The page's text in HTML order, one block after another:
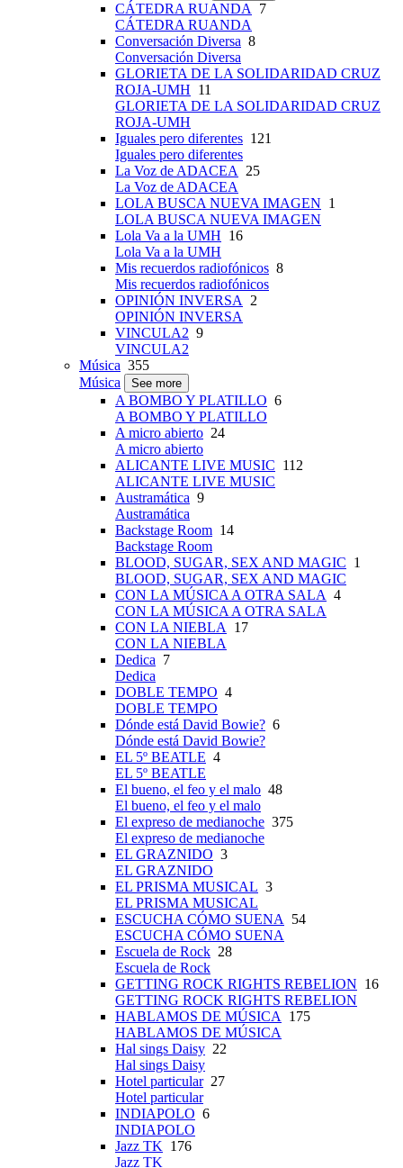
CÁTEDRA RUANDA
7
CÁTEDRA RUANDA
Conversación Diversa 8
Conversación Diversa
GLORIETA DE LA SOLIDARIDAD CRUZ
ROJA-UMH 11
GLORIETA DE LA SOLIDARIDAD CRUZ
ROJA-UMH
Iguales pero diferentes 121
Iguales pero diferentes
La Voz de ADACEA
25
La Voz de ADACEA
LOLA BUSCA NUEVA IMAGEN 1
LOLA BUSCA NUEVA IMAGEN
Lola Va a la UMH 16
Lola Va a la UMH
Mis recuerdos radiofónicos 8
Mis recuerdos radiofónicos
OPINIÓN INVERSA
2
OPINIÓN INVERSA
VINCULA2 9
VINCULA2
Música 355
Música
See more
A BOMBO Y PLATILLO 6
A BOMBO Y PLATILLO
A micro abierto 24
A micro abierto
ALICANTE LIVE MUSIC 112
ALICANTE LIVE MUSIC
Austramática 9
Austramática
Backstage Room 14
Backstage Room
BLOOD, SUGAR, SEX AND MAGIC 1
BLOOD, SUGAR, SEX AND MAGIC
CON LA MÚSICA A OTRA SALA 4
CON LA MÚSICA A OTRA SALA
CON LA NIEBLA
17
CON LA NIEBLA
Dedica 7
Dedica
DOBLE TEMPO 4
DOBLE TEMPO
Dónde está David Bowie? 6
Dónde está David Bowie?
EL 5º BEATLE 4
EL 5º BEATLE
El bueno, el feo y el malo 48
El bueno, el feo y el malo
El expreso de medianoche 375
El expreso de medianoche
EL GRAZNIDO 3
EL GRAZNIDO
EL PRISMA MUSICAL 3
EL PRISMA MUSICAL
ESCUCHA CÓMO SUENA
54
ESCUCHA CÓMO SUENA
Escuela de Rock 28
Escuela de Rock
GETTING ROCK RIGHTS REBELION 16
GETTING ROCK RIGHTS REBELION
HABLAMOS DE MÚSICA
175
HABLAMOS DE MÚSICA
Hal sings Daisy 22
Hal sings Daisy
Hotel particular27
Hotel particular
INDIAPOLO 6
INDIAPOLO
Jazz TK 176
Jazz TK